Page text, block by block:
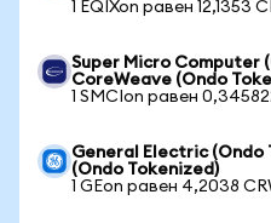
1 EQIXon равен 12,1353
Super Micro Computer
CoreWeave (Ondo
1 SMCIon равен
General Electric (Ondo
(Ondo Tokenized)
1 GEon равен 4,2038